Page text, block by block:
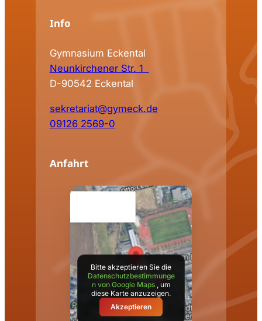
Info
Gymnasium Eckental
Neunkirchener Str. 1
D-90542 Eckental
sekretariat@gymeck.de
09126 2569-0
Anfahrt
Bitte akzeptieren Sie die
Datenschutzbestimmunge
n von Google Maps
, um
diese Karte anzuzeigen.
Akzeptieren